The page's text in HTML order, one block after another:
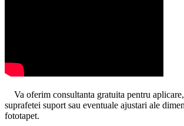
Va oferim consultanta gratuita pentru
suprafetei suport sau eventuale ajustari ale
fototapet.